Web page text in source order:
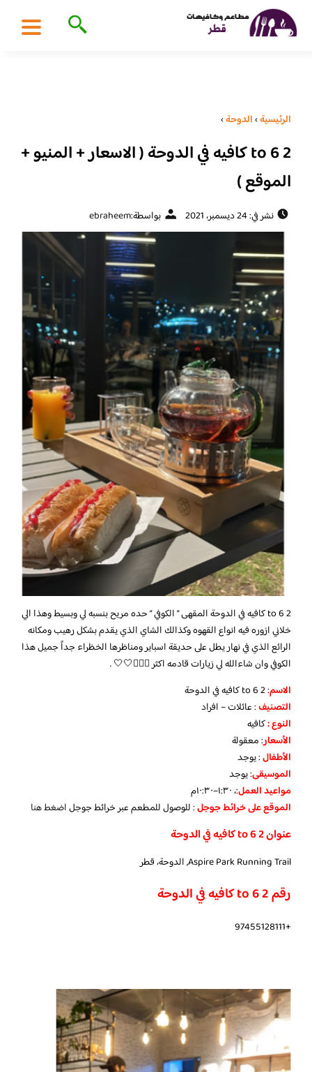
الرئيسية›الدوحة›
2 to 6 كافيه في الدوحة ( الاسعار + المنيو +
الموقع )
نشر في: 24 ديسمبر، 2021 بواسطة:ebraheem
2 to 6 كافيه في الدوحة المقهى ” الكوفي ” حده مريح بنسبه لي وبسيط وهذا الي
خلاني ازوره فيه انواع القهوه وكذالك الشاي الذي يقدم بشكل رهيب ومكانه
الرائع الذي في نهار يطل على حديقة اسباير ومناظرها الخظراء جداً جميل هذا
الكوفي وان شاءالله لي زيارات قادمه اكثر 💆🏻‍♀️🤍🤍 .
الاسم: 2 to 6 كافيه في الدوحة
التصنيف: عائلات – افراد
النوع :كافيه
الأسعار:معقولة
الأطفال:يوجد
الموسيقى:يوجد
مواعيد العمل:، ١:٣٠–١٠:٣٠م
الموقع على خرائط جوجل: للوصول للمطعم عبر خرائط جوجلاضغط هنا
عنوان 2 to 6 كافيه في الدوحة
Aspire Park Running Trail, الدوحة، قطر
رقم 2 to 6 كافيه في الدوحة
+97455128111